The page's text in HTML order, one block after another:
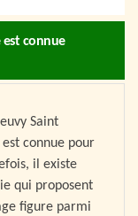
est connue
Saint
connue pour
il existe
qui proposent
figure parmi